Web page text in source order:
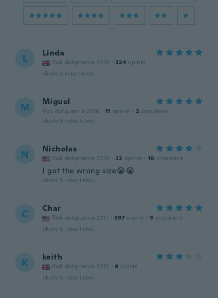
L Linda
Rok dołączenia 2020 · 334 opinie
około 2 roku temu
M Miguel
Rok dołączenia 2016 · 11 opinie · 2 przesłane
około 5 roku temu
N Nicholas
Rok dołączenia 2020 · 22 opinie · 10 przesłane
I got the wrong size😭😭
około 5 roku temu
C Char
Rok dołączenia 2017 · 597 opinie · 3 przesłane
około 5 roku temu
K keith
Rok dołączenia 2015 · 9 opinie
około 5 roku temu